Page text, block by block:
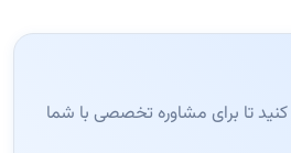
کنید تا برای مشاوره تخصصی با شما